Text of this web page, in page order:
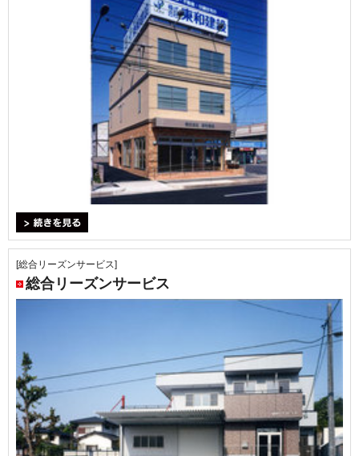
[総合リーズンサービス]
総合リーズンサービス